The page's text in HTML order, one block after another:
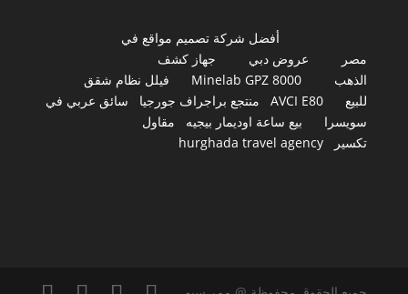
أفضل شركة تصميم مواقع في
مصر
عروض دبي
جهاز كشف
الذهب
Minelab GPZ 8000
فيلل نظام شقق
للبيع
AVCI E80 منتجع براجراف جورجيا
سائق عربي في
سويسرا
بيع ساعة اوديمار بيجيه
مقاول
تكسير
hurghada travel agency